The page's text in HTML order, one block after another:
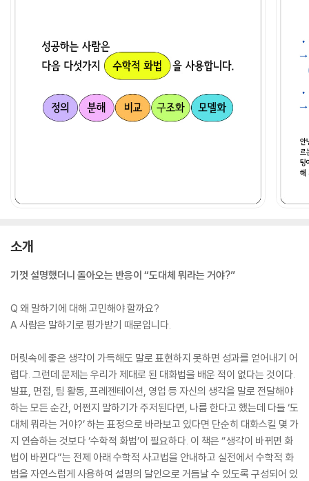
소개
기껏 설명했더니 돌아오는 반응이 “도대체 뭐라는 거야?”
Q 왜 말하기에 대해 고민해야 할까요?
A 사람은 말하기로 평가받기 때문입니다.
머릿속에 좋은 생각이 가득해도 말로 표현하지 못하면 성과를 얻어내기 어
렵다. 그런데 문제는 우리가 제대로 된 대화법을 배운 적이 없다는 것이다.
발표, 면접, 팀 활동, 프레젠테이션, 영업 등 자신의 생각을 말로 전달해야
하는 모든 순간, 어쩐지 말하기가 주저된다면, 나름 한다고 했는데 다들 ‘도
대체 뭐라는 거야?’ 하는 표정으로 바라보고 있다면 단순히 대화스킬 몇 가
지 연습하는 것보다 ‘수학적 화법’이 필요하다. 이 책은 “생각이 바뀌면 화
법이 바뀐다”는 전제 아래 수학적 사고법을 안내하고 실전에서 수학적 화
법을 자연스럽게 사용하여 설명의 달인으로 거듭날 수 있도록 구성되어 있